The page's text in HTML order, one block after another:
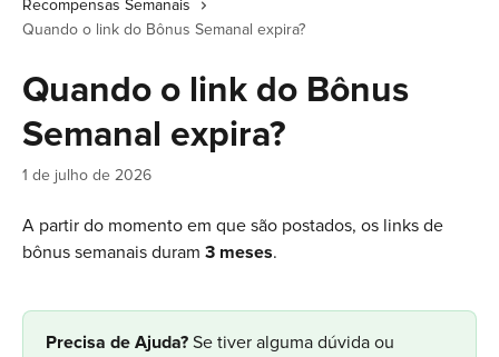
Recompensas Semanais
Quando o link do Bônus Semanal expira?
Quando o link do Bônus
Semanal expira?
1 de julho de 2026
A partir do momento em que são postados, os links de
bônus semanais duram 3 meses.
Precisa de Ajuda? Se tiver alguma dúvida ou